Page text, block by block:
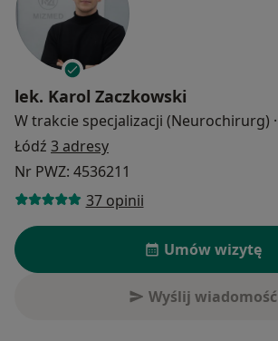
lek. Karol Zaczkowski
W trakcie specjalizacji (Neurochirurg) ·
Łódź 3 adresy
Nr PWZ: 4536211
37 opinii
Umów wizytę
Wyślij wiadomość